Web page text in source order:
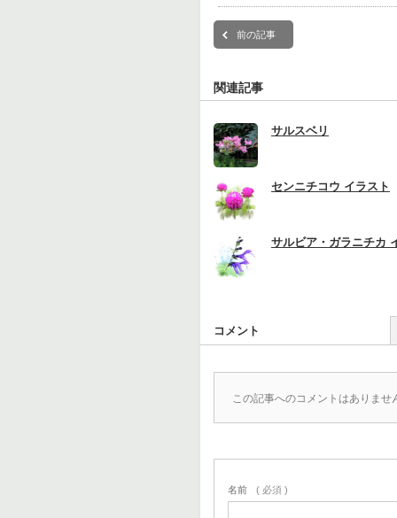
前の記事
関連記事
サルスベリ
センニチコウ イラスト
サルビア・ガラニチカ
コメント
この記事へのコメントはありませ
名前 ( 必須 )